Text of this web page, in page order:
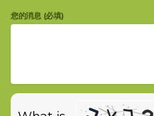
您的消息 (必填)